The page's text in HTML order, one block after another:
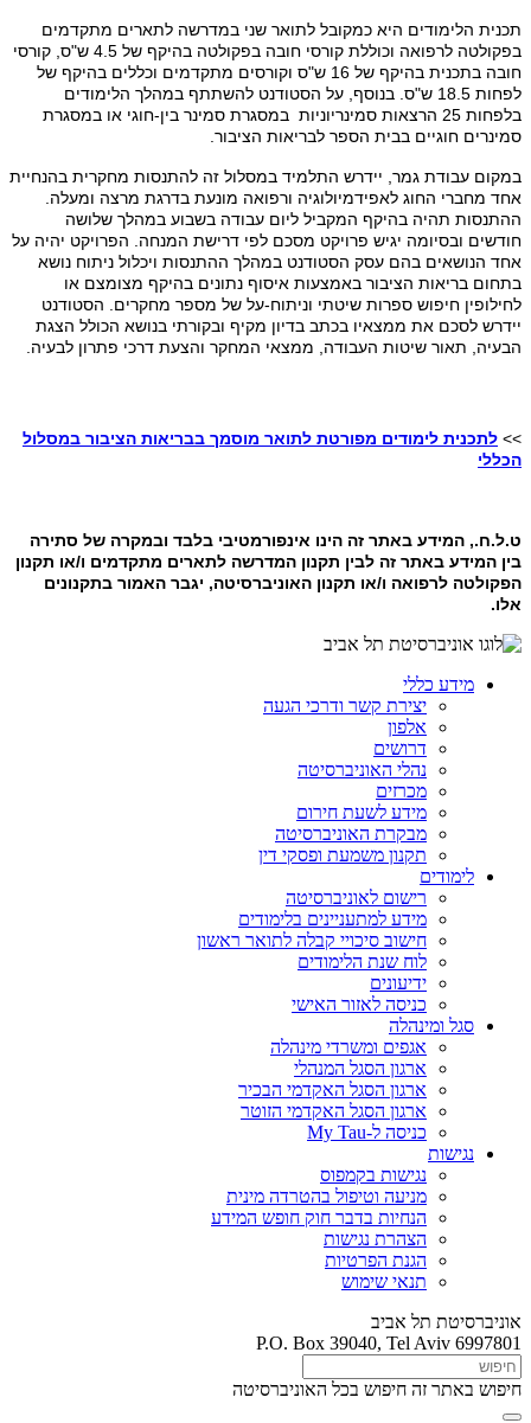
תכנית הלימודים היא כמקובל לתואר שני במדרשה לתארים מתקדמים
בפקולטה לרפואה וכוללת קורסי חובה בפקולטה בהיקף של 4.5 ש"ס, קורסי
חובה בתכנית בהיקף של 16 ש"ס וקורסים מתקדמים וכללים בהיקף של
לפחות 18.5 ש"ס. בנוסף, על הסטודנט להשתתף במהלך הלימודים
בלפחות 25 הרצאות סמינריוניות במסגרת סמינר בין-חוגי או במסגרת
סמינרים חוגיים בבית הספר לבריאות הציבור.
במקום עבודת גמר, יידרש התלמיד במסלול זה להתנסות מחקרית בהנחיית
אחד מחברי החוג לאפידמיולוגיה ורפואה מונעת בדרגת מרצה ומעלה.
ההתנסות תהיה בהיקף המקביל ליום עבודה בשבוע במהלך שלושה
חודשים ובסיומה יגיש פרויקט מסכם לפי דרישת המנחה. הפרויקט יהיה על
אחד הנושאים בהם עסק הסטודנט במהלך ההתנסות ויכלול ניתוח נושא
בתחום בריאות הציבור באמצעות איסוף נתונים בהיקף מצומצם או
לחילופין חיפוש ספרות שיטתי וניתוח-על של מספר מחקרים. הסטודנט
יידרש לסכם את ממצאיו בכתב בדיון מקיף ובקורתי בנושא הכולל הצגת
הבעיה, תאור שיטות העבודה, ממצאי המחקר והצעת דרכי פתרון לבעיה.
>> לתכנית לימודים מפורטת לתואר מוסמך בבריאות הציבור במסלול
הכללי
ט.ל.ח., המידע באתר זה הינו אינפורמטיבי בלבד ובמקרה של סתירה
בין המידע באתר זה לבין תקנון המדרשה לתארים מתקדמים ו/או תקנון
הפקולטה לרפואה ו/או תקנון האוניברסיטה, יגבר האמור בתקנונים
אלו.
מידע כללי
יצירת קשר ודרכי הגעה
אלפון
דרושים
נהלי האוניברסיטה
מכרזים
מידע לשעת חירום
מבקרת האוניברסיטה
תקנון משמעת ופסקי דין
לימודים
רישום לאוניברסיטה
מידע למתעניינים בלימודים
חישוב סיכויי קבלה לתואר ראשון
לוח שנת הלימודים
ידיעונים
כניסה לאזור האישי
סגל ומינהלה
אגפים ומשרדי מינהלה
ארגון הסגל המנהלי
ארגון הסגל האקדמי הבכיר
ארגון הסגל האקדמי הזוטר
כניסה ל-My Tau
נגישות
נגישות בקמפוס
מניעה וטיפול בהטרדה מינית
הנחיות בדבר חוק חופש המידע
הצהרת נגישות
הגנת הפרטיות
תנאי שימוש
אוניברסיטת תל אביב
P.O. Box 39040, Tel Aviv 6997801
חיפוש באתר זה חיפוש בכל האוניברסיטה